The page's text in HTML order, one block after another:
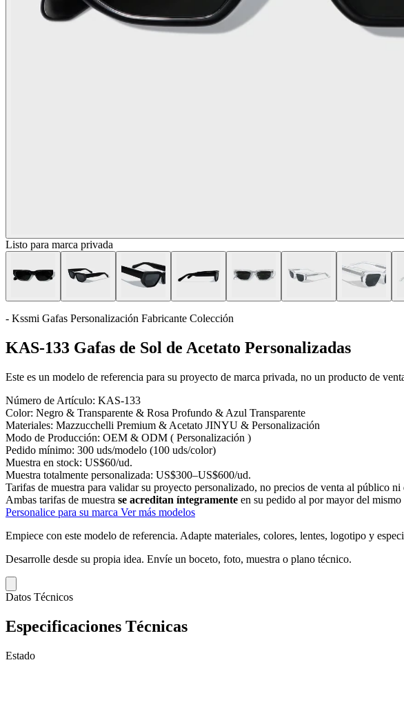
Listo para marca privada
- Kssmi Gafas Personalización Fabricante Colección
KAS-133 Gafas de Sol de Acetato Personalizadas
Este es un modelo de referencia para su proyecto de marca privada, no un producto de
Número de Artículo: KAS-133
Color: Negro & Transparente & Rosa Profundo & Azul Transparente
Materiales: Mazzucchelli Premium & Acetato JINYU & Personalización
Modo de Producción: OEM & ODM ( Personalización )
Pedido mínimo: 300 uds/modelo (100 uds/color)
Muestra en stock: US$60/ud.
Muestra totalmente personalizada: US$300–US$600/ud.
Tarifas de muestra para validar su proyecto personalizado, no precios de venta al público ni
Ambas tarifas de muestra se acreditan íntegramente en su pedido al por mayor del mismo
Personalice para su marca Ver más modelos
Empiece con este modelo de referencia. Adapte materiales, colores, lentes, logotipo y
Desarrolle desde su propia idea. Envíe un boceto, foto, muestra o plano técnico.
Datos Técnicos
Especificaciones Técnicas
Estado